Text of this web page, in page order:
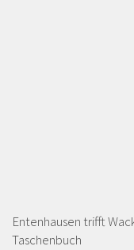
Entenhausen trifft
Taschenbuch